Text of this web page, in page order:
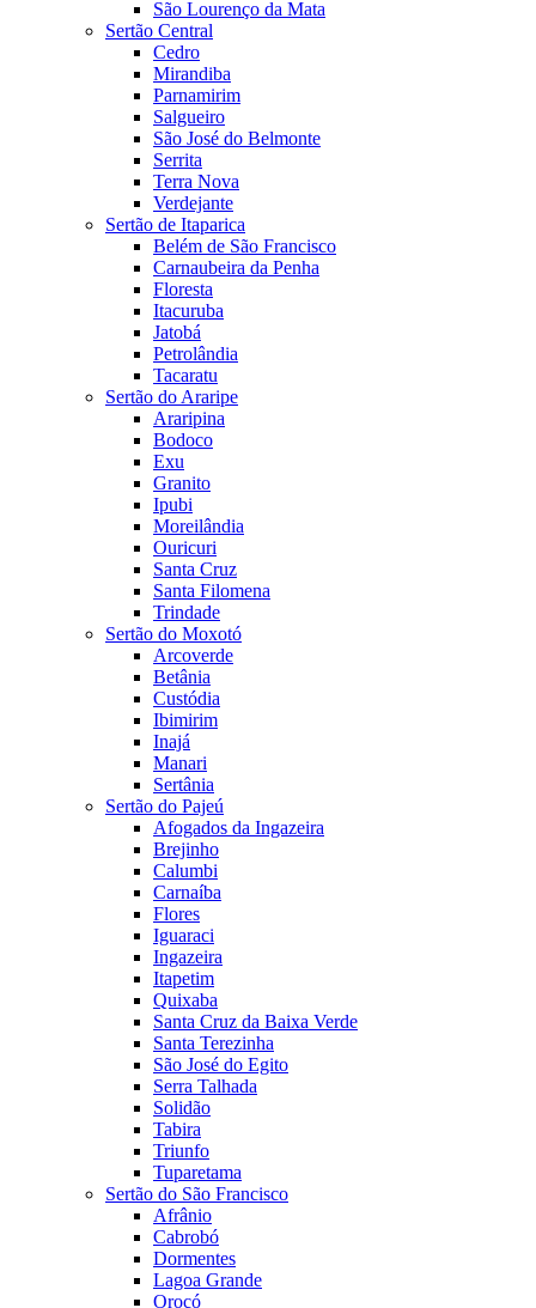
São Lourenço da Mata
Sertão Central
Cedro
Mirandiba
Parnamirim
Salgueiro
São José do Belmonte
Serrita
Terra Nova
Verdejante
Sertão de Itaparica
Belém de São Francisco
Carnaubeira da Penha
Floresta
Itacuruba
Jatobá
Petrolândia
Tacaratu
Sertão do Araripe
Araripina
Bodoco
Exu
Granito
Ipubi
Moreilândia
Ouricuri
Santa Cruz
Santa Filomena
Trindade
Sertão do Moxotó
Arcoverde
Betânia
Custódia
Ibimirim
Inajá
Manari
Sertânia
Sertão do Pajeú
Afogados da Ingazeira
Brejinho
Calumbi
Carnaíba
Flores
Iguaraci
Ingazeira
Itapetim
Quixaba
Santa Cruz da Baixa Verde
Santa Terezinha
São José do Egito
Serra Talhada
Solidão
Tabira
Triunfo
Tuparetama
Sertão do São Francisco
Afrânio
Cabrobó
Dormentes
Lagoa Grande
Orocó